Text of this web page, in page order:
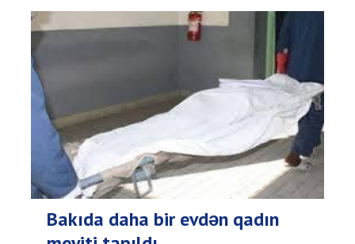
Bakıda daha bir evdən qadın